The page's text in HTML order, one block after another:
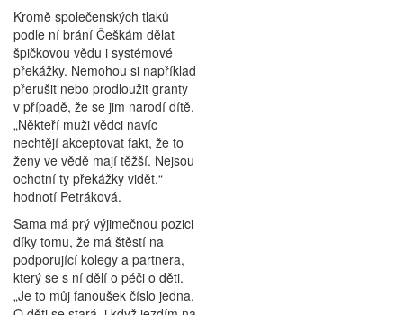
Kromě společenských tlaků
podle ní brání Češkám dělat
špičkovou vědu i systémové
překážky. Nemohou si například
přerušit nebo prodloužit granty
v případě, že se jim narodí dítě.
„Někteří muži vědci navíc
nechtějí akceptovat fakt, že to
ženy ve vědě mají těžší. Nejsou
ochotní ty překážky vidět,“
hodnotí Petráková.
Sama má prý výjimečnou pozici
díky tomu, že má štěstí na
podporující kolegy a partnera,
který se s ní dělí o péči o děti.
„Je to můj fanoušek číslo jedna.